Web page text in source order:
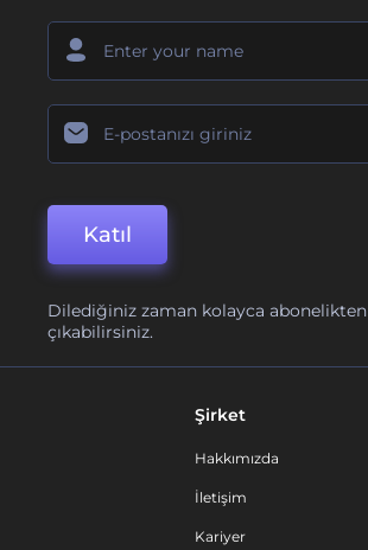
Katıl
Dilediğiniz zaman kolayca abonelikten
çıkabilirsiniz.
Şirket
Hakkımızda
İletişim
Kariyer